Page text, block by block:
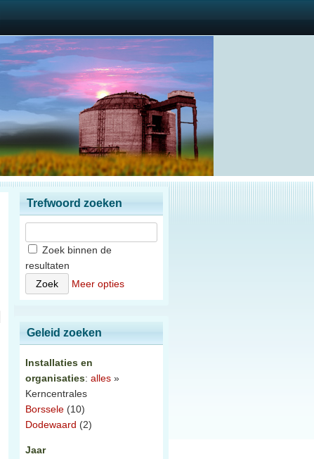
Trefwoord zoeken
Zoek binnen de
resultaten
Meer opties
Geleid zoeken
Installaties en
organisaties: alles »
Kerncentrales
Borssele (10)
Dodewaard (2)
Jaar